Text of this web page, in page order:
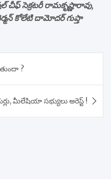
చీఫ్ సెక్రటరీ రామకృష్ణారావు,
కోలేటి దామోదర్ గుప్తా
?
మీలేషియా సభ్యులు అరెస్ట్ !